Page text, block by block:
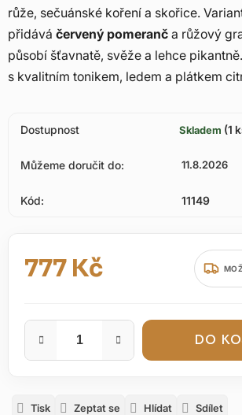
růže, sečuánské koření a skořice.
přidává červený pomeranč a růžový
působí šťavnatě, svěže a lehce
s kvalitním tonikem, ledem a plátkem
Dostupnost Skladem (1
Můžeme doručit do: 11.8.2026
Kód: 11149
777 Kč
Měrná cena:
DO
Tisk Zeptat se Hlídat Sdílet